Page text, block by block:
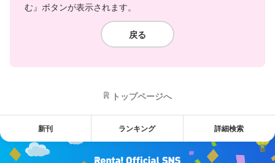
む』ボタンが表示されます。
戻る
トップページへ
新刊 ランキング 詳細検索